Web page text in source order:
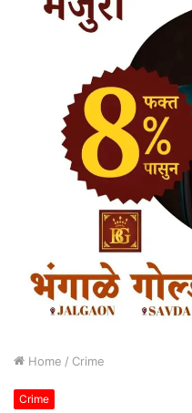
Home / Crime
Crime